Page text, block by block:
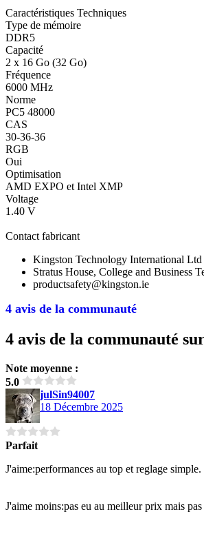
4 avis de la communauté
Caractéristiques Techniques
Type de mémoire
DDR5
Capacité
2 x 16 Go (32 Go)
Fréquence
6000 MHz
Norme
PC5 48000
CAS
30-36-36
RGB
Oui
Optimisation
AMD EXPO et Intel XMP
Voltage
1.40 V
Contact fabricant
Kingston Technology International Ltd
Stratus House, College and Business
productsafety@kingston.ie
4 avis de la communauté
Note moyenne :
5.0
julSin94007
18 Décembre 2025
Parfait
J'aime:performances au top et reglage simple.
J'aime moins:pas eu au meilleur prix mais